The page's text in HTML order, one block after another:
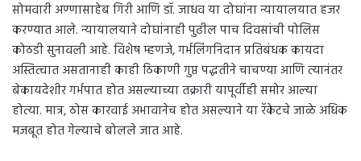
सोमवारी अण्णासाहेब गिरी आणि डॉ. जाधव या दोघांना न्यायालयात हजर
करण्यात आले. न्यायालयाने दोघांनाही पुढील पाच दिवसांची पोलिस
कोठडी सुनावली आहे. विशेष म्हणजे, गर्भलिंगनिदान प्रतिबंधक कायदा
अस्तित्वात असतानाही काही ठिकाणी गुप्त पद्धतीने चाचण्या आणि त्यानंतर
बेकायदेशीर गर्भपात होत असल्याच्या तक्रारी यापूर्वीही समोर आल्या
होत्या. मात्र, ठोस कारवाई अभावानेच होत असल्याने या रॅकेटचे जाळे अधिक
मजबूत होत गेल्याचे बोलले जात आहे.